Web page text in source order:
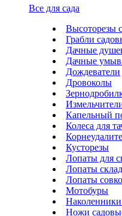
Все для сада
Высоторезы
Грабли
Дачные
Дачные
Дождеватели
Дровоколы
Капельный
Колеса для
Кусторезы
Лопаты для
Лопаты
Лопаты
Мотобуры
Ножи